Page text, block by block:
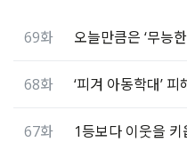
69화 오늘만큼은 ‘무능
68화
67화